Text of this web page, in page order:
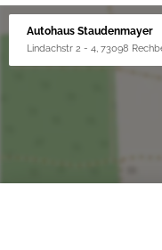
Autohaus Staudenmayer
Lindachstr 2 - 4, 73098